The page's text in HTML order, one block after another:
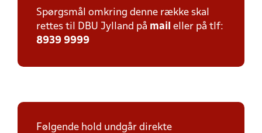
Spørgsmål omkring denne række skal
rettes til DBU Jylland på mail eller på tlf:
8939 9999
Følgende hold undgår direkte